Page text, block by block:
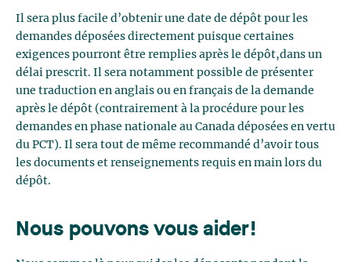
Il sera plus facile d’obtenir une date de dépôt pour les
demandes déposées directement puisque certaines
exigences pourront être remplies après le dépôt,dans un
délai prescrit. Il sera notamment possible de présenter
une traduction en anglais ou en français de la demande
après le dépôt (contrairement à la procédure pour les
demandes en phase nationale au Canada déposées en vertu
du PCT). Il sera tout de même recommandé d’avoir tous
les documents et renseignements requis en main lors du
dépôt.
Nous pouvons vous aider!